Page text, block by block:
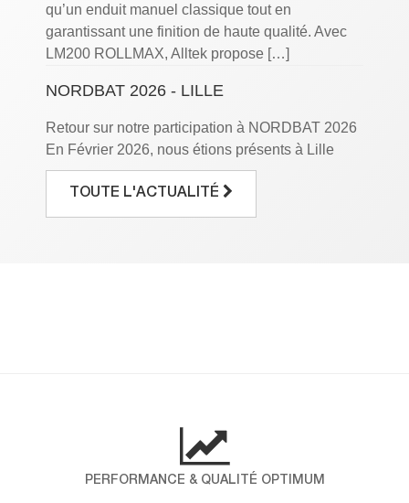
qu’un enduit manuel classique tout en
garantissant une finition de haute qualité. Avec
LM200 ROLLMAX, Alltek propose […]
NORDBAT 2026 - LILLE
Retour sur notre participation à NORDBAT 2026
En Février 2026, nous étions présents à Lille
Grand Palais à l’occasion du salon NORDBAT,
le rendez-vous incontournable des
professionnels du bâtiment. Pendant trois jours,
nous avons réalisé une enquête NPS (Net
Promoter Score), un indicateur international qui
évalue la probabilité que nos clients nous
TOUTE L'ACTUALITÉ
PERFORMANCE & QUALITÉ OPTIMUM